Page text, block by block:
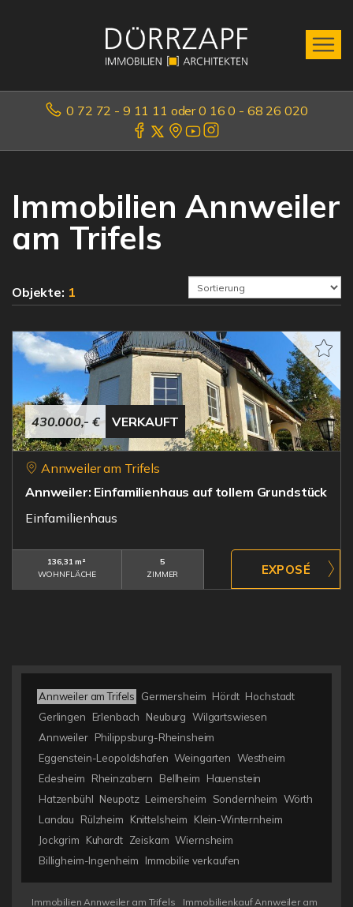
0 72 72 - 9 11 11 oder 0 16 0 - 68 26 020
Immobilien Annweiler
am Trifels
Objekte: 1
430.000,- € VERKAUFT
Annweiler am Trifels
Annweiler: Einfamilienhaus auf tollem Grundstück
Einfamilienhaus
136,31 m²
WOHNFLÄCHE
5
ZIMMER
Annweiler am Trifels Germersheim Hördt Hochstadt
Gerlingen
Erlenbach Neuburg Wilgartswiesen
Annweiler Philippsburg-Rheinsheim
Eggenstein-Leopoldshafen Weingarten Westheim
Edesheim
Rheinzabern Bellheim
Hauenstein
Hatzenbühl Neupotz Leimersheim Sondernheim Wörth
Landau
Rülzheim Knittelsheim
Klein-Winternheim
Jockgrim
Kuhardt Zeiskam Wiernsheim
Billigheim-Ingenheim
Immobilie verkaufen
Immobilien Annweiler am Trifels
Immobilienkauf Annweiler am